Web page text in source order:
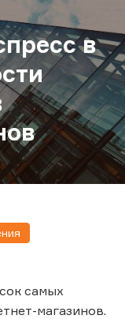
в
самых
магазинов.